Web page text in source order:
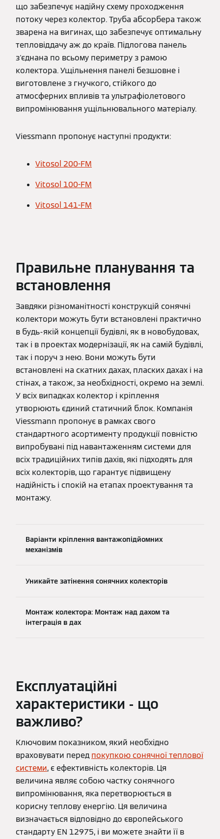
що забезпечує надійну схему проходження
потоку через колектор. Труба абсорбера також
зварена на вигинах, що забезпечує оптимальну
тепловіддачу аж до країв. Підлогова панель
з'єднана по всьому периметру з рамою
колектора. Ущільнення панелі безшовне і
виготовлене з гнучкого, стійкого до
атмосферних впливів та ультрафіолетового
випромінювання ущільнювального матеріалу.
Viessmann пропонує наступні продукти:
Vitosol 200-FM
Vitosol 100-FM
Vitosol 141-FM
Правильне планування та
встановлення
Завдяки різноманітності конструкцій сонячні
колектори можуть бути встановлені практично
в будь-якій концепції будівлі, як в новобудовах,
так і в проектах модернізації, як на самій будівлі,
так і поруч з нею. Вони можуть бути
встановлені на скатних дахах, пласких дахах і на
стінах, а також, за необхідності, окремо на землі.
У всіх випадках колектор і кріплення
утворюють єдиний статичний блок. Компанія
Viessmann пропонує в рамках свого
стандартного асортименту продукції повністю
випробувані під навантаженням системи для
всіх традиційних типів дахів, які підходять для
всіх колекторів, що гарантує підвищену
надійність і спокій на етапах проектування та
монтажу.
Варіанти кріплення вантажопідйомних
механізмів
Уникайте затінення сонячних колекторів
Монтаж колектора: Монтаж над дахом та
інтеграція в дах
Експлуатаційні
характеристики - що
важливо?
Ключовим показником, який необхідно
враховувати передпокупкою сонячної теплової
системи, є ефективність колекторів. Ця
величина являє собою частку сонячного
випромінювання, яка перетворюється в
корисну теплову енергію. Ця величина
визначається відповідно до європейського
стандарту EN 12975, і ви можете знайти її в